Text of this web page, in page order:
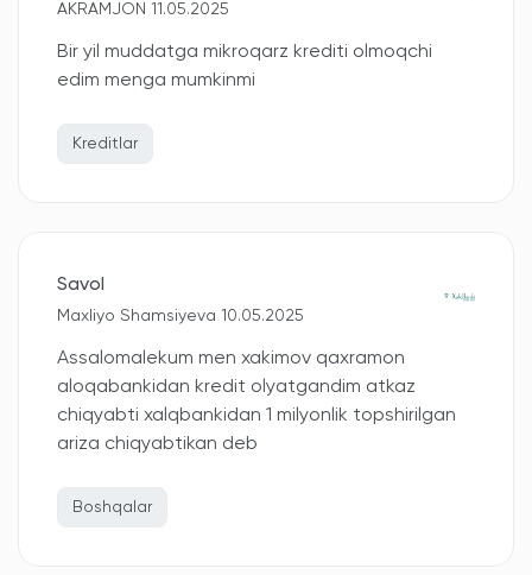
AKRAMJON 11.05.2025
Bir yil muddatga mikroqarz krediti olmoqchi
edim menga mumkinmi
Kreditlar
Savol
Maxliyo Shamsiyeva 10.05.2025
Assalomalekum men xakimov qaxramon
aloqabankidan kredit olyatgandim atkaz
chiqyabti xalqbankidan 1 milyonlik topshirilgan
ariza chiqyabtikan deb
Boshqalar